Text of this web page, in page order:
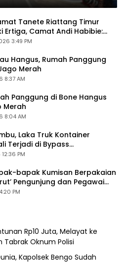
Tanete Riattang Timur
Ertiga, Camat Andi Habibie:
Baik-Baik Saja
3:49 PM
Hangus, Rumah Panggung
Merah
8:37 AM
Panggung di Bone Hangus
Merah
8:04 AM
Laka Truk Kontainer
Terjadi di Bypass
PM
bapak Kumisan Berpakaian
Pengunjung dan Pegawai
Aktifkan Layar Sentuh Atm
PM
Rp10 Juta, Melayat ke
Tabrak Oknum Polisi
Kapolsek Bengo Sudah